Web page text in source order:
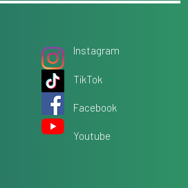
Instagram
TikTok
Facebook
Youtube